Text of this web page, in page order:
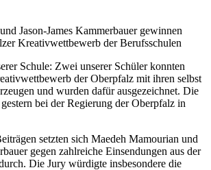
Jason-James Kammerbauer gewinnen
Kreativwettbewerb der Berufsschulen
Schule: Zwei unserer Schüler konnten
der Oberpfalz mit ihren selbst
und wurden dafür ausgezeichnet. Die
bei der Regierung der Oberpfalz in
setzten sich Maedeh Mamourian und
gegen zahlreiche Einsendungen aus der
Die Jury würdigte insbesondere die